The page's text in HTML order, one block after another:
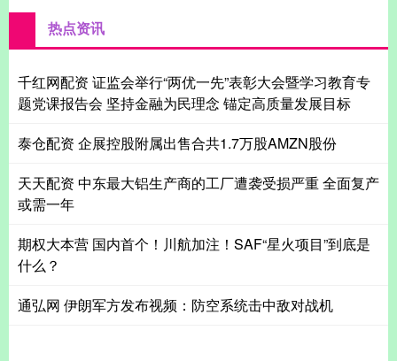
热点资讯
千红网配资 证监会举行“两优一先”表彰大会暨学习教育专
题党课报告会 坚持金融为民理念 锚定高质量发展目标
泰仓配资 企展控股附属出售合共1.7万股AMZN股份
天天配资 中东最大铝生产商的工厂遭袭受损严重 全面复产
或需一年
期权大本营 国内首个！川航加注！SAF“星火项目”到底是
什么？
通弘网 伊朗军方发布视频：防空系统击中敌对战机